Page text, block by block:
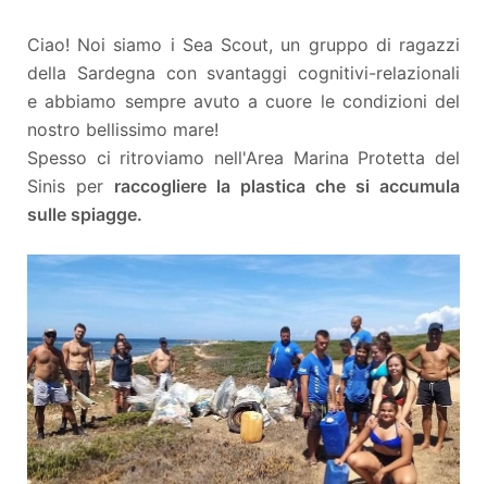
Ciao! Noi siamo i Sea Scout, un gruppo di ragazzi
della Sardegna con svantaggi cognitivi-relazionali
e abbiamo sempre avuto a cuore le condizioni del
nostro bellissimo mare!
Spesso ci ritroviamo nell'Area Marina Protetta del
Sinis per raccogliere la plastica che si accumula
sulle spiagge.